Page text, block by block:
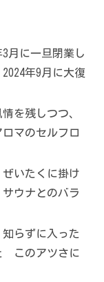
月に一旦閉業し
年9月に大復
を残しつつ、
マのセルフロ
いたくに掛け
ウナとのバラ
らずに入った
このアツさに